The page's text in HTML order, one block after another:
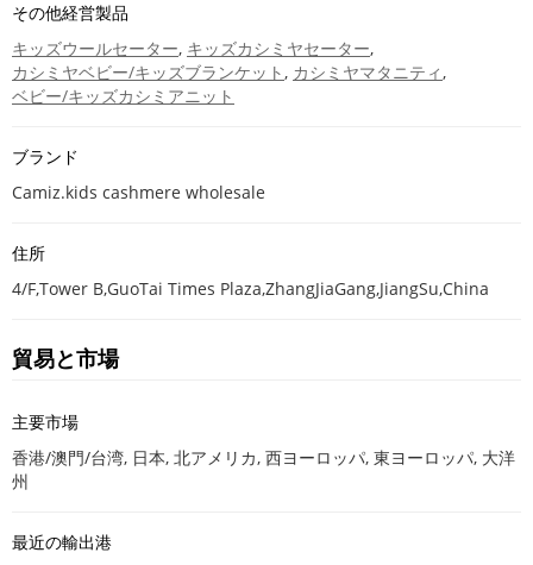
その他経営製品
キッズウールセーター, キッズカシミヤセーター,
カシミヤベビー/キッズブランケット, カシミヤマタニティ,
ベビー/キッズカシミアニット
ブランド
Camiz.kids cashmere wholesale
住所
4/F,Tower B,GuoTai Times Plaza,ZhangJiaGang,JiangSu,China
貿易と市場
主要市場
香港/澳門/台湾, 日本, 北アメリカ, 西ヨーロッパ, 東ヨーロッパ, 大洋
州
最近の輸出港